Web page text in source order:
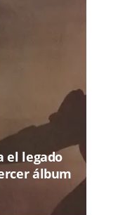
el legado
álbum